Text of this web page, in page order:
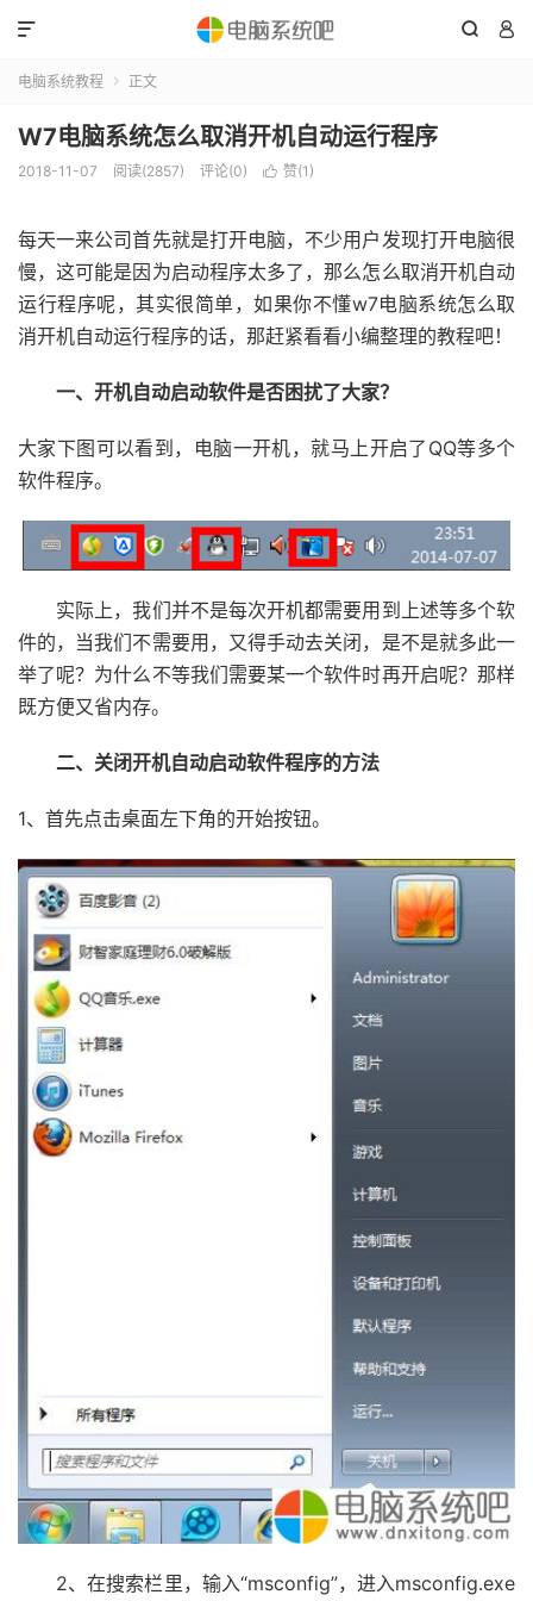
 

电脑系统教程  正文
W7电脑系统怎么取消开机自动运行程序
2018-11-07 阅读(2857) 评论(0)  赞(1 )
每天一来公司首先就是打开电脑，不少用户发现打开电脑很
慢，这可能是因为启动程序太多了，那么怎么取消开机自动
运行程序呢，其实很简单，如果你不懂w7电脑系统怎么取
消开机自动运行程序的话，那赶紧看看小编整理的教程吧！
一、开机自动启动软件是否困扰了大家？
大家下图可以看到，电脑一开机，就马上开启了QQ等多个
软件程序。
实际上，我们并不是每次开机都需要用到上述等多个软
件的，当我们不需要用，又得手动去关闭，是不是就多此一
举了呢？为什么不等我们需要某一个软件时再开启呢？那样
既方便又省内存。
二、关闭开机自动启动软件程序的方法
1、首先点击桌面左下角的开始按钮。
2、在搜索栏里，输入“msconfig”，进入msconfig.exe